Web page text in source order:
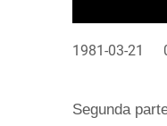
1981-03-21
Segunda